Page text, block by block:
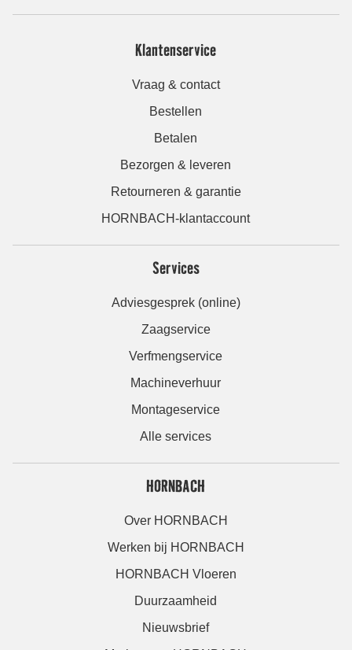
Klantenservice
Vraag & contact
Bestellen
Betalen
Bezorgen & leveren
Retourneren & garantie
HORNBACH-klantaccount
Services
Adviesgesprek (online)
Zaagservice
Verfmengservice
Machineverhuur
Montageservice
Alle services
HORNBACH
Over HORNBACH
Werken bij HORNBACH
HORNBACH Vloeren
Duurzaamheid
Nieuwsbrief